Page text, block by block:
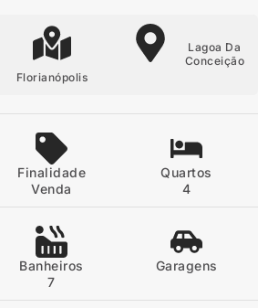
Florianópolis
Lagoa Da
Conceição
Finalidade
Venda
Quartos
4
Banheiros
7
Garagens